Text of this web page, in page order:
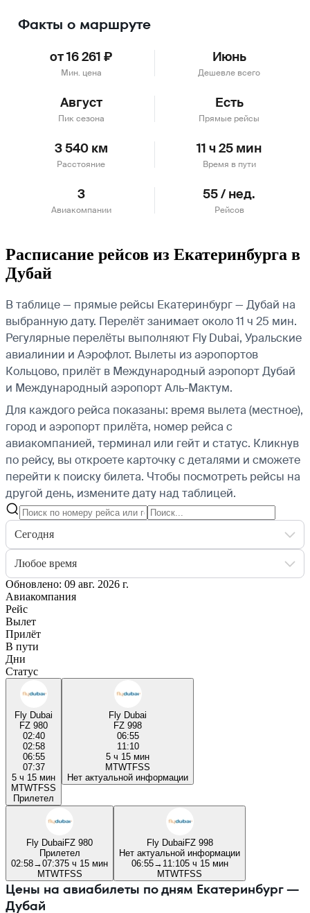
Факты о маршруте
от 16 261 ₽
Мин. цена
Июнь
Дешевле всего
Август
Пик сезона
Есть
Прямые рейсы
3 540 км
Расстояние
11 ч 25 мин
Время в пути
3
Авиакомпании
55 / нед.
Рейсов
Расписание рейсов из Екатеринбурга в
Дубай
В таблице — прямые рейсы Екатеринбург — Дубай на
выбранную дату. Перелёт занимает около 11 ч 25 мин.
Регулярные перелёты выполняют Fly Dubai, Уральские
авиалинии и Аэрофлот. Вылеты из аэропортов
Кольцово, прилёт в Международный аэропорт Дубай
и Международный аэропорт Аль-Мактум.
Для каждого рейса показаны: время вылета (местное),
город и аэропорт прилёта, номер рейса с
авиакомпанией, терминал или гейт и статус. Кликнув
по рейсу, вы откроете карточку с деталями и сможете
перейти к поиску билета. Чтобы посмотреть рейсы на
другой день, измените дату над таблицей.
Сегодня
Любое время
Обновлено: 09 авг. 2026 г.
Авиакомпания
Рейс
Вылет
Прилёт
В пути
Дни
Статус
Fly Dubai
FZ 980
02:40
02:58
06:55
07:37
5 ч 15 мин
MTWTFSS
Прилетел
Fly Dubai
FZ 998
06:55
11:10
5 ч 15 мин
MTWTFSS
Нет актуальной информации
Fly DubaiFZ 980
Прилетел
02:58→07:375 ч 15 мин
MTWTFSS
Fly DubaiFZ 998
Нет актуальной информации
06:55→ 11:105 ч 15 мин
MTWTFSS
Цены на авиабилеты по дням Екатеринбург —
Дубай